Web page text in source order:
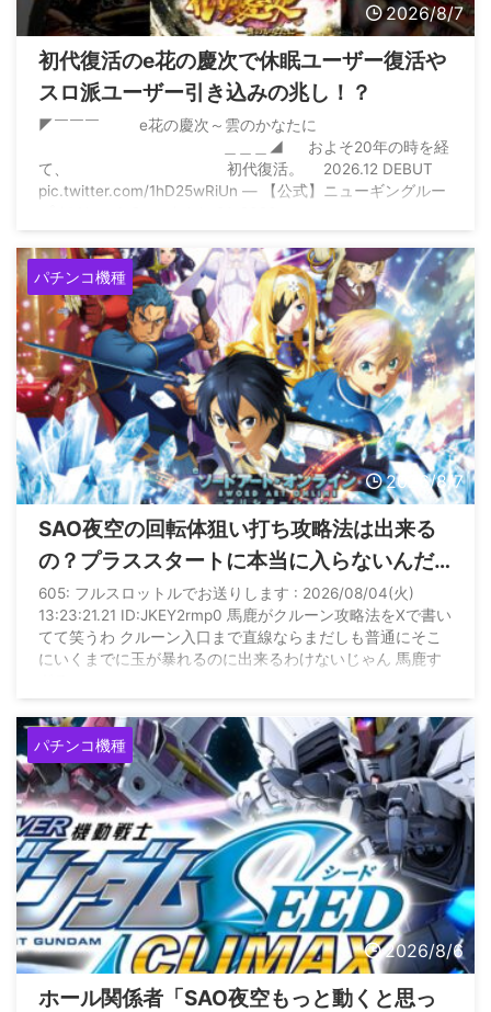
2026/8/7
初代復活のe花の慶次で休眠ユーザー復活や
スロ派ユーザー引き込みの兆し！？
◤￣￣￣ e花の慶次～雲のかなたに
＿＿＿◢ およそ20年の時を経
て、 初代復活。 2026.12 DEBUT
pic.twitter.com/1hD25wRiUn — 【公式】ニューギングルー
パチンコ機種
2026/8/7
SAO夜空の回転体狙い打ち攻略法は出来る
の？プラススタートに本当に入らないんだ
が
605: フルスロットルでお送りします : 2026/08/04(火)
13:23:21.21 ID:JKEY2rmp0 馬鹿がクルーン攻略法をXで書い
てて笑うわ クルーン入口まで直線ならまだしも普通にそこ
にいくまでに玉が暴れるのに出来るわけないじゃん 馬鹿す
パチンコ機種
2026/8/6
ホール関係者「SAO夜空もっと動くと思っ